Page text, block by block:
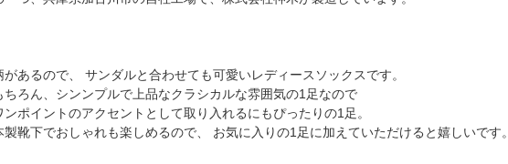
あるので、 サンダルと合わせても可愛いレディースソックスです。
ろん、シンンプルで上品なクラシカルな雰囲気の1足なので
ポイントのアクセントとして取り入れるにもぴったりの1足。
靴下でおしゃれも楽しめるので、 お気に入りの1足に加えていただけると嬉しいです。